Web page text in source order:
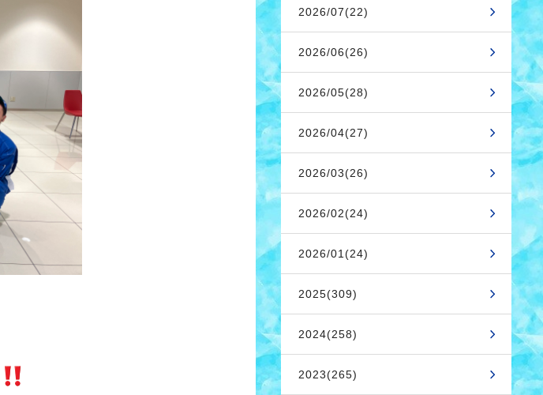
2026/07(22)
2026/06(26)
2026/05(28)
2026/04(27)
2026/03(26)
2026/02(24)
2026/01(24)
2025(309)
2024(258)
2023(265)